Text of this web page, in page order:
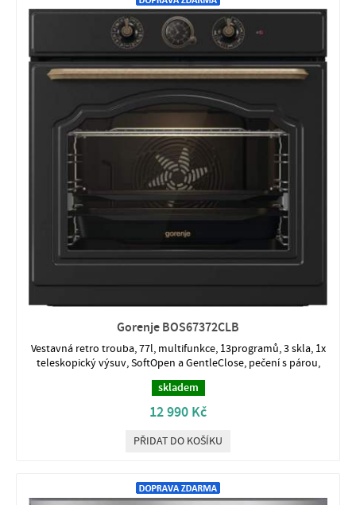
Gorenje BOS67372CLB
Vestavná retro trouba, 77l, multifunkce, 13programů, 3 skla, 1x
teleskopický výsuv, SoftOpen a GentleClose, pečení s párou,
skladem
12 990 Kč
PŘIDAT DO KOŠÍKU